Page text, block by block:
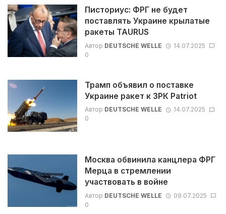
Писториус: ФРГ не будет
поставлять Украине крылатые
ракеты TAURUS
Автор DEUTSCHE WELLE
14.07.2025
0
Трамп объявил о поставке
Украине ракет к ЗРК Patriot
Автор DEUTSCHE WELLE
14.07.2025
0
Москва обвинила канцлера ФРГ
Мерца в стремлении
участвовать в войне
Автор DEUTSCHE WELLE
09.07.2025
0